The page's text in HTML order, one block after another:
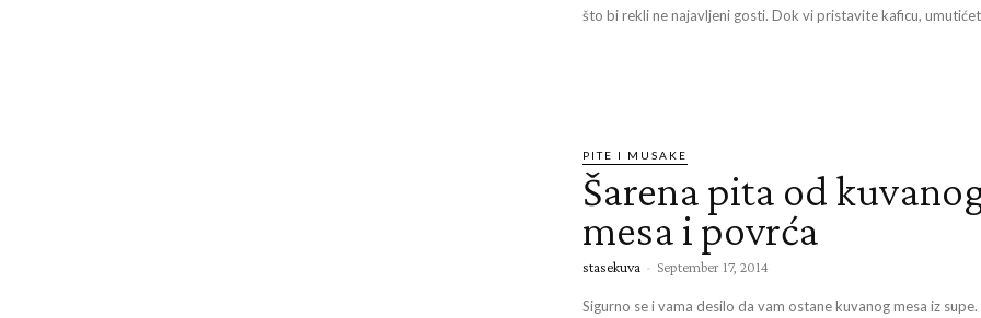
što bi rekli ne najavljeni gosti. Dok vi pristavite kaficu,
PITE I MUSAKE
Šarena pita od
mesa i povrća
stasekuva - September 17, 2014
Sigurno se i vama desilo da vam ostane kuvanog mesa iz